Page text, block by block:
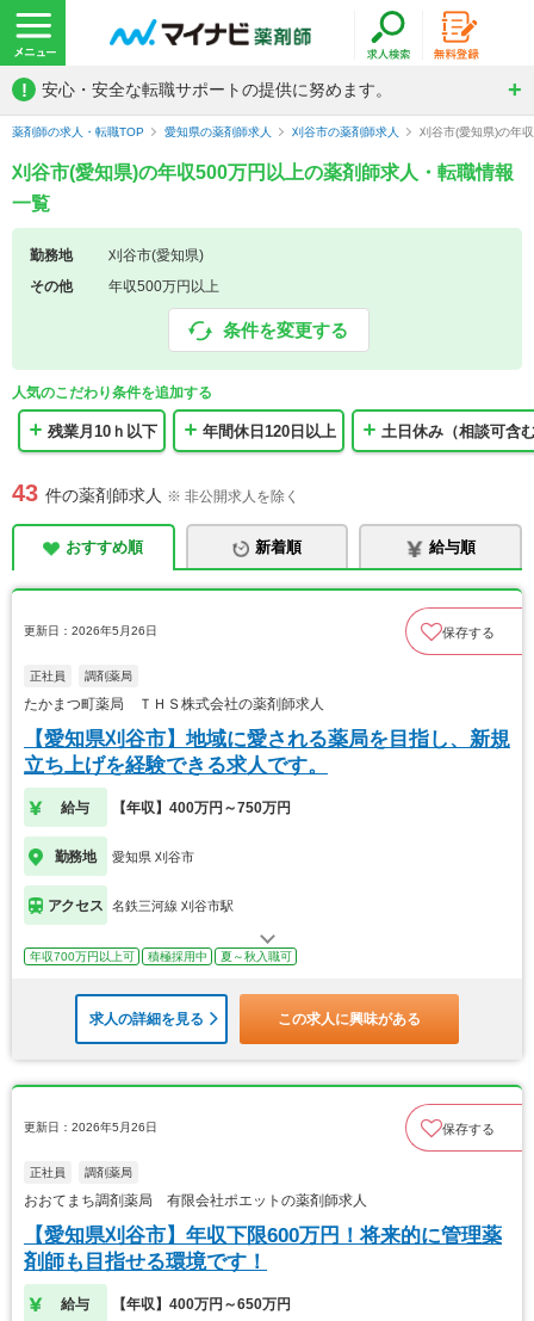
! 安心・安全な転職サポートの提供に努めます。
薬剤師の求人・転職TOP 愛知県の薬剤師求人 刈谷市の薬剤師求人 刈谷市(愛知県)の年
刈谷市(愛知県)の年収500万円以上の薬剤師求人・転職情報
一覧
勤務地
刈谷市(愛知県)
その他
年収500万円以上
条件を変更する
人気のこだわり条件を追加する
残業月10ｈ以下 年間休日120日以上 土日休み（相談可含
43 件の薬剤師求人 ※ 非公開求人を除く
おすすめ順 新着順 給与順
更新日：2026年5月26日 保存する
正社員 調剤薬局
たかまつ町薬局 ＴＨＳ株式会社の薬剤師求人
【愛知県刈谷市】地域に愛される薬局を目指し、新規
立ち上げを経験できる求人です。
給与 【年収】400万円～750万円
勤務地 愛知県 刈谷市
アクセス 名鉄三河線 刈谷市駅
年収700万円以上可 積極採用中 夏～秋入職可
求人の詳細を見る この求人に興味がある
更新日：2026年5月26日 保存する
正社員 調剤薬局
おおてまち調剤薬局 有限会社ポエットの薬剤師求人
【愛知県刈谷市】年収下限600万円！将来的に管理薬
剤師も目指せる環境です！
給与 【年収】400万円～650万円